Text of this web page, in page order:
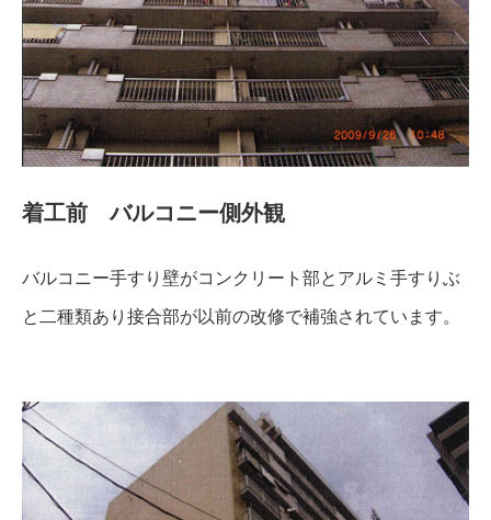
着工前 バルコニー側外観
バルコニー手すり壁がコンクリート部とアルミ手すりぶ
と二種類あり接合部が以前の改修で補強されています。